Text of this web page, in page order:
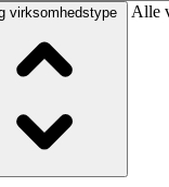
virksomhedstype Alle